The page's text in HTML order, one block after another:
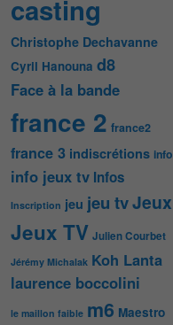
casting
Christophe Dechavanne
Cyril Hanouna d8
Face à la bande
france 2 france2
france 3 indiscrétions info
info jeux tv Infos
Inscription jeu jeu tvJeux
Jeux TV Julien Courbet
Jérémy Michalak Koh Lanta
laurence boccolini
le maillon faible m6 Maestro